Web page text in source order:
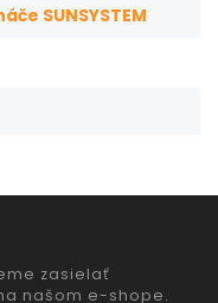
SUNSYSTEM
zasielať
našom e-shope.